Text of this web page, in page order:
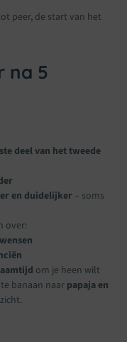
peer, de start van het
na 5
deel van het tweede
en duidelijker – soms
over:
om je heen wilt
banaan naar papaja en